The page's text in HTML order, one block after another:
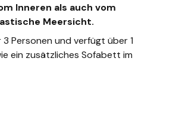
Inneren als auch vom
Meersicht.
Personen und verfügt über 1
ein zusätzliches Sofabett im